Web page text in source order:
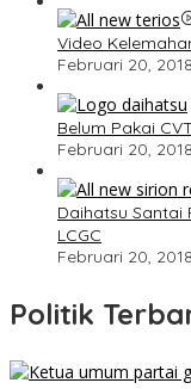
Video
Februari 20, 2018
Belum Pakai
Februari 20, 2018
Daihatsu Santai
LCGC
Februari 20, 2018
Politik